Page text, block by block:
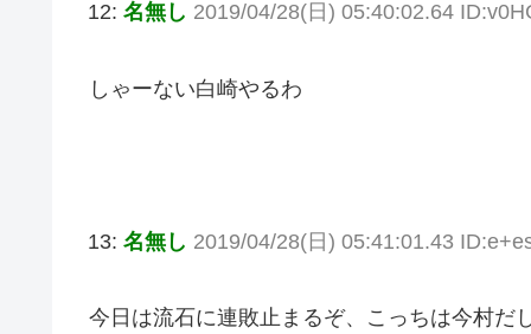
12: 名無し 2019/04/28(日) 05:40:02.64
しゃーない白崎やるわ
13: 名無し 2019/04/28(日) 05:41:01.43
今日は流石に連敗止まるぞ、こっちは今村だ